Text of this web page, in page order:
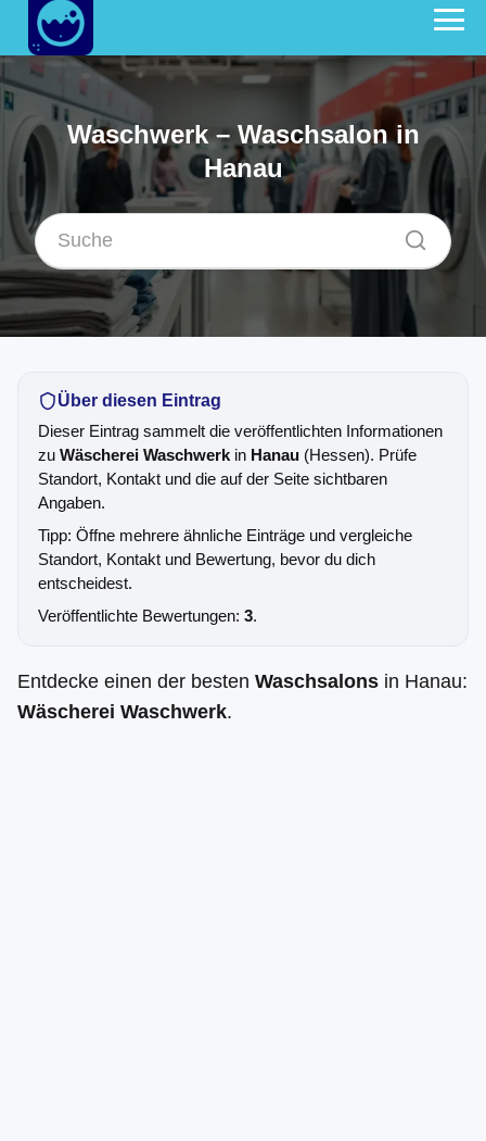
Waschwerk – Waschsalon in
Hanau
Über diesen Eintrag
Dieser Eintrag sammelt die veröffentlichten Informationen
zu Wäscherei Waschwerk in Hanau (Hessen). Prüfe
Standort, Kontakt und die auf der Seite sichtbaren
Angaben.
Tipp: Öffne mehrere ähnliche Einträge und vergleiche
Standort, Kontakt und Bewertung, bevor du dich
entscheidest.
Veröffentlichte Bewertungen: 3.
Entdecke einen der besten Waschsalons in Hanau:
Wäscherei Waschwerk.